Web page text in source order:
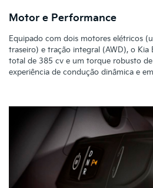
Motor e Performance
Equipado com dois motores elétricos
traseiro) e tração integral (AWD), o Kia
total de 385 cv e um torque robusto
experiência de condução dinâmica e